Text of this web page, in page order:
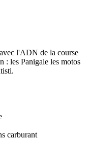
l'ADN de la course
: les Panigale les motos
carburant